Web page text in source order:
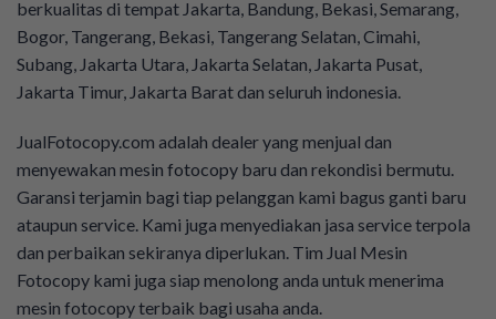
berkualitas di tempat Jakarta, Bandung, Bekasi, Semarang,
Bogor, Tangerang, Bekasi, Tangerang Selatan, Cimahi,
Subang, Jakarta Utara, Jakarta Selatan, Jakarta Pusat,
Jakarta Timur, Jakarta Barat dan seluruh indonesia.
JualFotocopy.com adalah dealer yang menjual dan
menyewakan mesin fotocopy baru dan rekondisi bermutu.
Garansi terjamin bagi tiap pelanggan kami bagus ganti baru
ataupun service. Kami juga menyediakan jasa service terpola
dan perbaikan sekiranya diperlukan. Tim Jual Mesin
Fotocopy kami juga siap menolong anda untuk menerima
mesin fotocopy terbaik bagi usaha anda.